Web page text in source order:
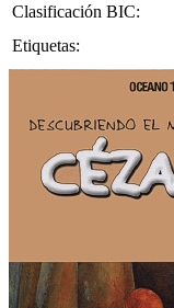
Clasificación BIC:
Etiquetas: